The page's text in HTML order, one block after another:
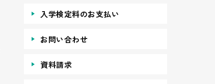
入学検定料のお支払い
お問い合わせ
資料請求